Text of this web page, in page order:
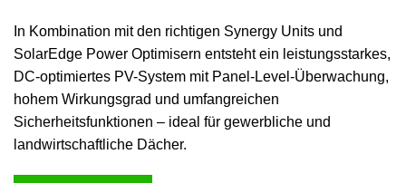
In Kombination mit den richtigen Synergy Units und
SolarEdge Power Optimisern entsteht ein leistungsstarkes,
DC-optimiertes PV-System mit Panel-Level-Überwachung,
hohem Wirkungsgrad und umfangreichen
Sicherheitsfunktionen – ideal für gewerbliche und
landwirtschaftliche Dächer.